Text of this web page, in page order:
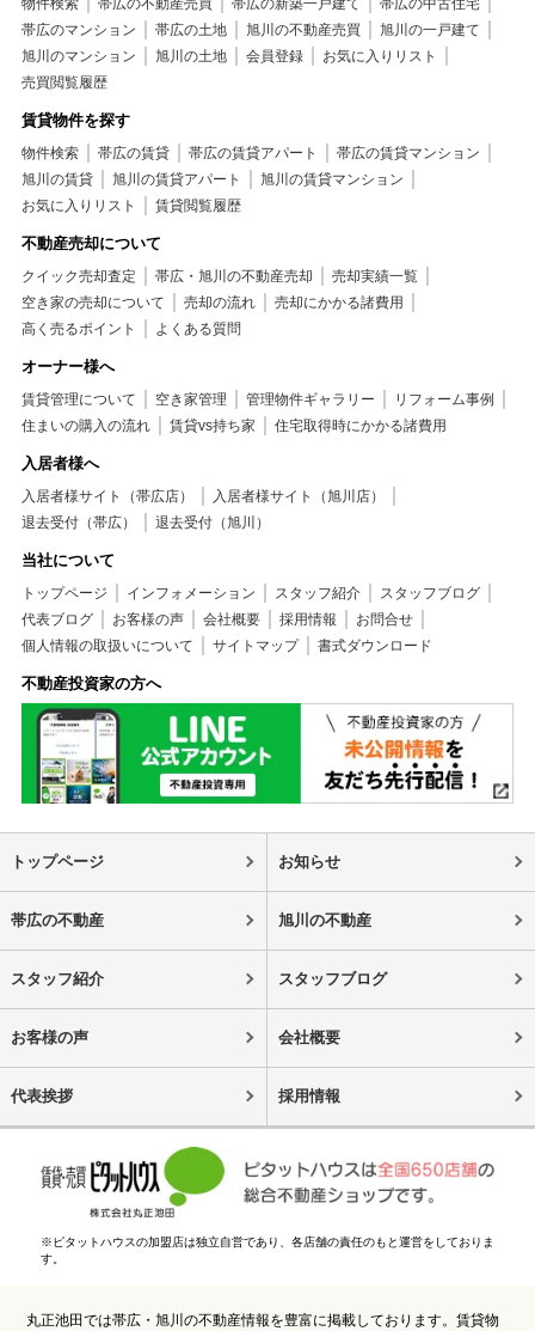
物件検索 帯広の不動産売買 帯広の新築一戸建て
帯広の中古住宅
帯広のマンション
帯広の土地 旭川の不動産売買
旭川の一戸建て
旭川のマンション
旭川の土地 会員登録
お気に入りリスト
売買閲覧履歴
賃貸物件を探す
物件検索 帯広の賃貸 帯広の賃貸アパート
帯広の賃貸マンション
旭川の賃貸
旭川の賃貸アパート
旭川の賃貸マンション
お気に入りリスト
賃貸閲覧履歴
不動産売却について
クイック売却査定 帯広・旭川の不動産売却
売却実績一覧
空き家の売却について
売却の流れ
売却にかかる諸費用
高く売るポイント
よくある質問
オーナー様へ
賃貸管理について 空き家管理 管理物件ギャラリー
リフォーム事例
住まいの購入の流れ
賃貸vs持ち家 住宅取得時にかかる諸費用
入居者様へ
入居者様サイト（帯広店）
入居者様サイト（旭川店）
退去受付（帯広）
退去受付（旭川）
当社について
トップページ インフォメーション スタッフ紹介
スタッフブログ
代表ブログ
お客様の声 会社概要 採用情報
お問合せ
個人情報の取扱いについて
サイトマップ 書式ダウンロード
不動産投資家の方へ
トップページ お知らせ
帯広の不動産 旭川の不動産
スタッフ紹介 スタッフブログ
お客様の声 会社概要
代表挨拶 採用情報
※ピタットハウスの加盟店は独立自営であり、各店舗の責任のもと運営をしておりま
す。
丸正池田では帯広・旭川の不動産情報を豊富に掲載しております。賃貸物